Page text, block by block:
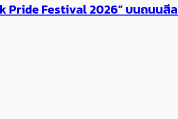
Festival 2026” บนถนนสีล